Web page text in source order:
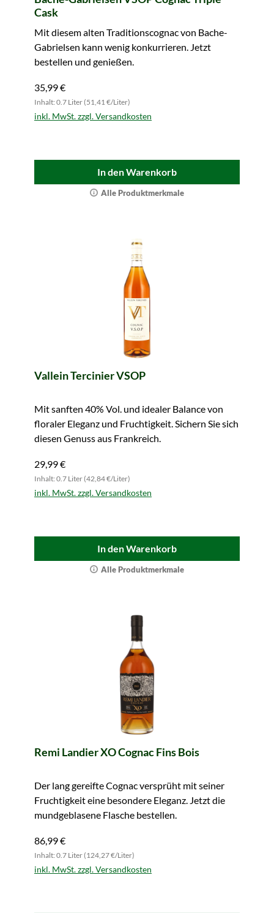
Cask
Mit diesem alten Traditionscognac von Bache-
Gabrielsen kann wenig konkurrieren. Jetzt
bestellen und genießen.
35,99 €
Inhalt: 0.7 Liter (51,41 €/Liter)
inkl. MwSt. zzgl. Versandkosten
In den Warenkorb
Alle Produktmerkmale
Vallein Tercinier VSOP
Mit sanften 40% Vol. und idealer Balance von
floraler Eleganz und Fruchtigkeit. Sichern Sie sich
diesen Genuss aus Frankreich.
29,99 €
Inhalt: 0.7 Liter (42,84 €/Liter)
inkl. MwSt. zzgl. Versandkosten
In den Warenkorb
Alle Produktmerkmale
Remi Landier XO Cognac Fins Bois
Der lang gereifte Cognac versprüht mit seiner
Fruchtigkeit eine besondere Eleganz. Jetzt die
mundgeblasene Flasche bestellen.
86,99 €
Inhalt: 0.7 Liter (124,27 €/Liter)
inkl. MwSt. zzgl. Versandkosten